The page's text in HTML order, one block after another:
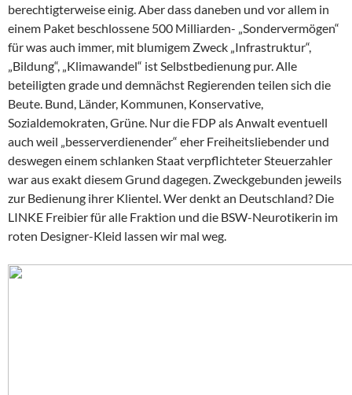
berechtigterweise einig. Aber dass daneben und vor allem in
einem Paket beschlossene 500 Milliarden- „Sondervermögen“
für was auch immer, mit blumigem Zweck „Infrastruktur“,
„Bildung“, „Klimawandel“ ist Selbstbedienung pur. Alle
beteiligten grade und demnächst Regierenden teilen sich die
Beute. Bund, Länder, Kommunen, Konservative,
Sozialdemokraten, Grüne. Nur die FDP als Anwalt eventuell
auch weil „besserverdienender“ eher Freiheitsliebender und
deswegen einem schlanken Staat verpflichteter Steuerzahler
war aus exakt diesem Grund dagegen. Zweckgebunden jeweils
zur Bedienung ihrer Klientel. Wer denkt an Deutschland? Die
LINKE Freibier für alle Fraktion und die BSW-Neurotikerin im
roten Designer-Kleid lassen wir mal weg.